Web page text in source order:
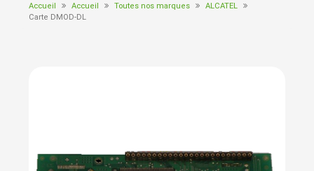
Accueil Accueil Toutes nos marques
ALCATEL
Carte DMOD-DL